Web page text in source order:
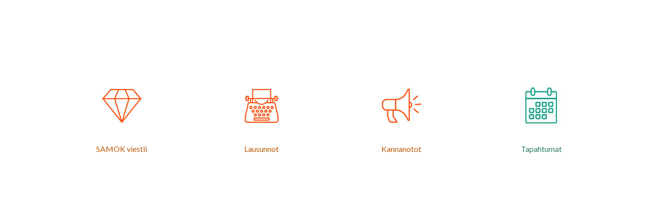
SAMOK viestii Lausunnot Kannanotot Tapahtumat